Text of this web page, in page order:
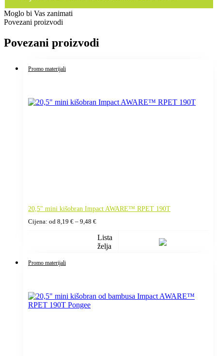
Moglo bi Vas zanimati
Povezani proizvodi
Povezani proizvodi
Promo materijali
20,5" mini kišobran Impact AWARE™ RPET 190T
Cijena: od 8,19 € – 9,48 €Raspon
od
8,19 €
do
Lista
želja
Promo materijali